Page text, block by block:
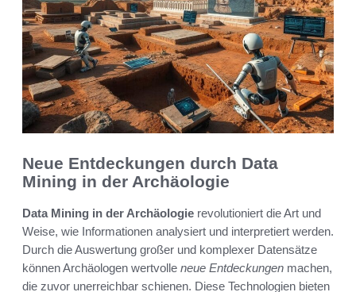
Neue Entdeckungen durch Data
Mining in der Archäologie
Data Mining in der Archäologie revolutioniert die Art und
Weise, wie Informationen analysiert und interpretiert werden.
Durch die Auswertung großer und komplexer Datensätze
können Archäologen wertvolle neue Entdeckungen machen,
die zuvor unerreichbar schienen. Diese Technologien bieten